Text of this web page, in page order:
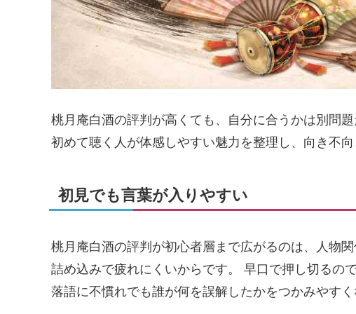
桃月庵白酒の評判が高くても、自分に合うかは別問
初めて聴く人が体感しやすい魅力を整理し、向き不
初見でも言葉が入りやすい
桃月庵白酒の評判が初心者層まで広がるのは、人物
詰め込みで疲れにくいからです。 早口で押し切るの
落語に不慣れでも誰が何を誤解したかをつかみやすく